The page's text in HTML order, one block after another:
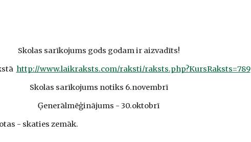
Skolas sarīkojums gods godam ir aizvadīts!
http://www.laikraksts.com/raksti/raksts.php?KursRaksts=789
Skolas sarīkojums notiks 6.novembrī
Ģenerālmēģinājums - 30.oktobrī
- skaties zemāk.